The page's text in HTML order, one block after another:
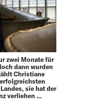
zwei Monate für
dann wurden
Christiane
sie hat der
verliehen …